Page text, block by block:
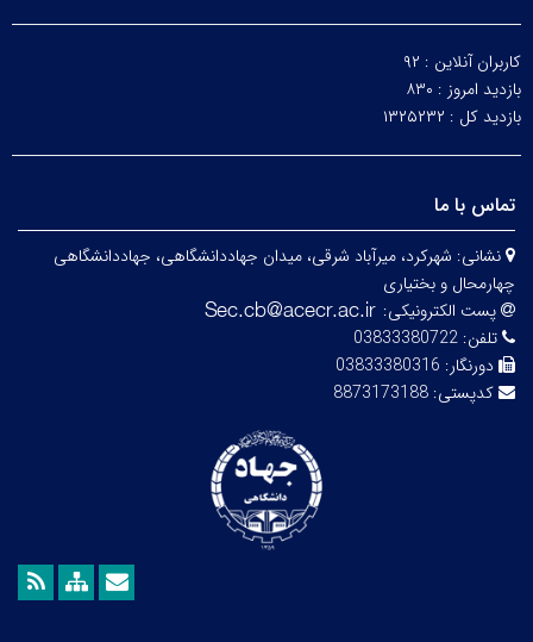
کاربران آنلاین : ۹۲
بازدید امروز : ۸۳۰
بازدید کل : ۱۳۲۵۲۳۲
تماس با ما
نشانی: شهرکرد، میرآباد شرقی، میدان جهاددانشگاهی، جهاددانشگاهی
چهارمحال و بختیاری
پست الکترونیکی:
تلفن: 03833380722
دورنگار: 03833380316
کدپستی: 8873173188